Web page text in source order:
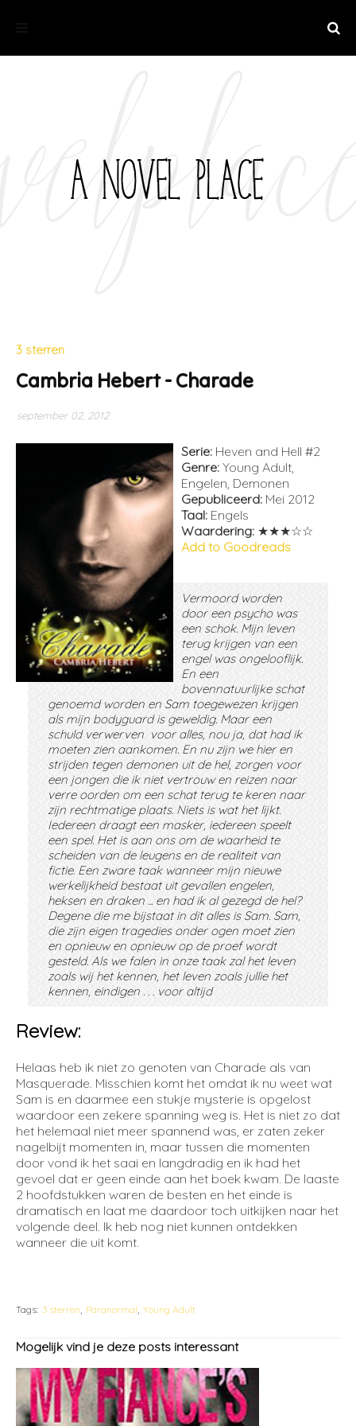
3 sterren
Cambria Hebert - Charade
september 02, 2012
Serie: Heven and Hell #2
Genre: Young Adult,
Engelen, Demonen
Gepubliceerd: Mei 2012
Taal: Engels
Waardering: ★★★☆☆
Add to Goodreads
Vermoord worden
door een psycho was
een schok. Mijn leven
terug krijgen van een
engel was ongelooflijk.
En een
bovennatuurlijke schat
genoemd worden en Sam toegewezen krijgen
als mijn bodyguard is geweldig. Maar een
schuld verwerven voor alles, nou ja, dat had ik
moeten zien aankomen. En nu zijn we hier en
strijden tegen demonen uit de hel, zorgen voor
een jongen die ik niet vertrouw en reizen naar
verre oorden om een ​​schat terug te keren naar
zijn rechtmatige plaats. Niets is wat het lijkt.
Iedereen draagt ​​een masker, iedereen speelt
een spel. Het is aan ons om de waarheid te
scheiden van de leugens en de realiteit van
fictie. Een zware taak wanneer mijn nieuwe
werkelijkheid bestaat uit gevallen engelen,
heksen en draken ... en had ik al gezegd de hel?
Degene die me bijstaat in dit alles is Sam. Sam,
die zijn eigen tragedies onder ogen moet zien
en opnieuw en opnieuw op de proef wordt
gesteld. Als we falen in onze taak zal het leven
zoals wij het kennen, het leven zoals jullie het
kennen, eindigen . . . voor altijd
Review:
Helaas heb ik niet zo genoten van Charade als van
Masquerade. Misschien komt het omdat ik nu weet wat
Sam is en daarmee een stukje mysterie is opgelost
waardoor een zekere spanning weg is. Het is niet zo dat
het helemaal niet meer spannend was, er zaten zeker
nagelbijt momenten in, maar tussen die momenten
door vond ik het saai en langdradig en ik had het
gevoel dat er geen einde aan het boek kwam. De laaste
2 hoofdstukken waren de besten en het einde is
dramatisch en laat me daardoor toch uitkijken naar het
volgende deel. Ik heb nog niet kunnen ontdekken
wanneer die uit komt.
Tags: 3 sterren Paranormal Young Adult
Mogelijk vind je deze posts interessant